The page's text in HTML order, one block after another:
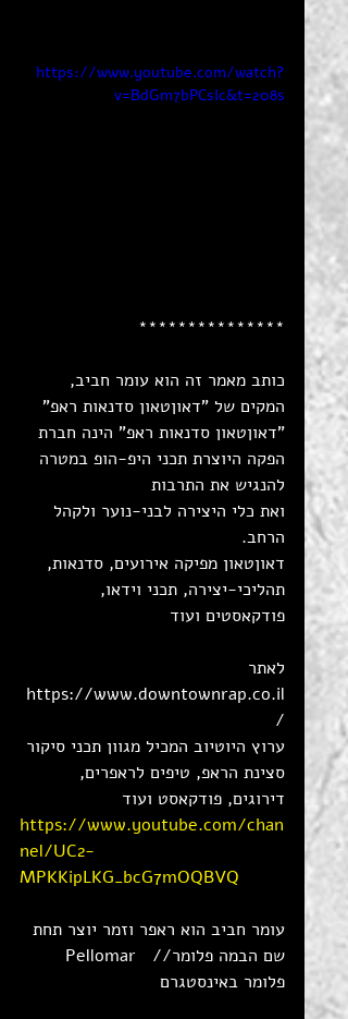
https://www.youtube.com/watch?
v=BdGm7bPCsIc&t=208s
***************
כותב מאמר זה הוא עומר חביב,
המקים של "דאוןטאון סדנאות ראפ"
"דאוןטאון סדנאות ראפ" הינה חברת
הפקה היוצרת תכני היפ-הופ במטרה
להנגיש את התרבות
ואת כלי היצירה לבני-נוער ולקהל
הרחב.
דאוןטאון מפיקה אירועים, סדנאות,
תהליכי-יצירה, תכני וידאו,
פודקאסטים ועוד
לאתר
https://www.downtownrap.co.il
/
ערוץ היוטיוב המכיל מגוון תכני סיקור
סצינת הראפ, טיפים לראפרים,
דירוגים, פודקאסט ועוד
https://www.youtube.com/chan
nel/UC2-
MPKKipLKG_bcG7mOQBVQ
עומר חביב הוא ראפר וזמר יוצר תחת
שם הבמה פלומר//   Pellomar
פלומר באינסטגרם